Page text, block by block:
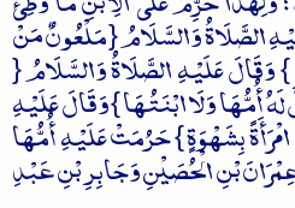
الصَّلَاةُ وَالسَّلَامُ { مَلْعُونٌ مَنْ
} وَقَالَ عَلَيْهِ الصَّلَاةُ وَالسَّلَامُ {
أُمُّهَا وَلَا ابْنَتُهَا } وَقَالَ عَلَيْهِ
بِشَهْوَةٍ } حَرُمَتْ عَلَيْهِ أُمُّهَا
بْنِ الْحُصَيْنِ وَجَابِرِ بْنِ عَبْدِ